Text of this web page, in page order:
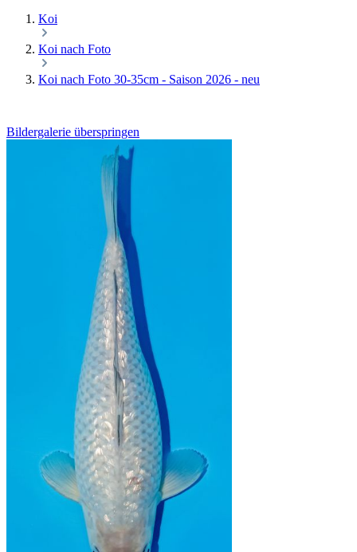
Koi
Koi nach Foto
Koi nach Foto 30-35cm - Saison 2026 - neu
Bildergalerie überspringen